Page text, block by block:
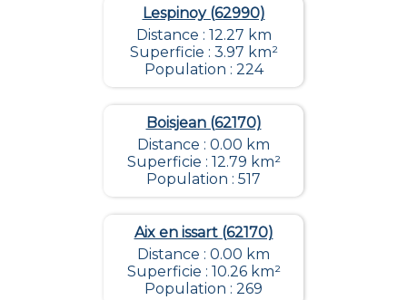
Lespinoy (62990)
Distance : 12.27 km
Superficie : 3.97 km²
Population : 224
Boisjean (62170)
Distance : 0.00 km
Superficie : 12.79 km²
Population : 517
Aix en issart (62170)
Distance : 0.00 km
Superficie : 10.26 km²
Population : 269